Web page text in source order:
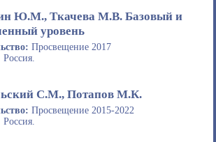
Ю.М., Ткачева М.В. Базовый и
уровень
Просвещение 2017
Россия.
С.М., Потапов М.К.
Просвещение 2015-2022
Россия.